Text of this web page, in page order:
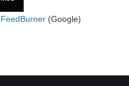
FeedBurner (Google)